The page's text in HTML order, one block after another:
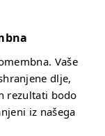
Vaše
dlje,
rezultati bodo
iz našega